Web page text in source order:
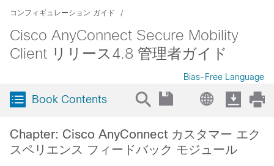
コンフィギュレーション ガイド
Cisco AnyConnect Secure Mobility
Client リリース4.8 管理者ガイド
Bias-Free Language
Book Contents
Chapter: Cisco AnyConnect カスタマー エク
スペリエンス フィードバック モジュール